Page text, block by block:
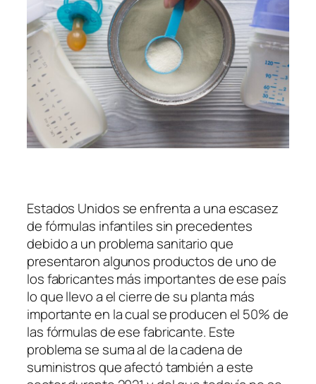
Estados Unidos se enfrenta a una escasez
de fórmulas infantiles sin precedentes
debido a un problema sanitario que
presentaron algunos productos de uno de
los fabricantes más importantes de ese país
lo que llevo a el cierre de su planta más
importante en la cual se producen el 50% de
las fórmulas de ese fabricante. Este
problema se suma al de la cadena de
suministros que afectó también a este